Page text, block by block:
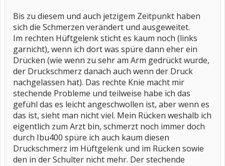
Bis zu diesem und auch jetzigem Zeitpunkt haben
sich die Schmerzen verändert und ausgeweitet.
Im rechten Hüftgelenk sticht es kaum noch (links
garnicht), wenn ich dort was spüre dann eher ein
Drücken (wie wenn zu sehr am Arm gedrückt wurde,
der Druckschmerz danach auch wenn der Druck
nachgelassen hat). Das rechte Knie macht mir
stechende Probleme und teilweise habe ich das
gefühl das es leicht angeschwollen ist, aber wenn es
das ist, sieht man nicht viel. Mein Rücken weshalb ich
eigentlich zum Arzt bin, schmerzt noch immer doch
durch Ibu400 spüre ich auch kaum diesen
Druckschmerz im Hüftgelenk und im Rücken sowie
den in der Schulter nicht mehr. Der stechende